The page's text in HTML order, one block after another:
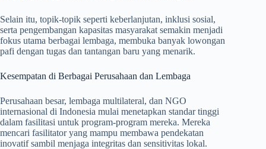
Selain itu, topik-topik seperti keberlanjutan, inklusi sosial,
serta pengembangan kapasitas masyarakat semakin menjadi
fokus utama berbagai lembaga, membuka banyak lowongan
pafi dengan tugas dan tantangan baru yang menarik.
Kesempatan di Berbagai Perusahaan dan Lembaga
Perusahaan besar, lembaga multilateral, dan NGO
internasional di Indonesia mulai menetapkan standar tinggi
dalam fasilitasi untuk program-program mereka. Mereka
mencari fasilitator yang mampu membawa pendekatan
inovatif sambil menjaga integritas dan sensitivitas lokal.